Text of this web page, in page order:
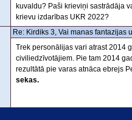
kuvaldu? Paši krieviņi sastrādāja
krievu izdarības UKR 2022?
Re: Kirdiks 3, Vai manas fantazijas
Trek personālijas vari atrast 2014
civiliedzīvotājiem. Pie tam 2014
rezultātā pie varas atnāca ebrejs
sekas.